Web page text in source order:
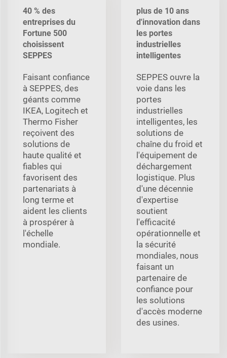
40 % des
entreprises du
Fortune 500
choisissent
SEPPES
Faisant confiance
à SEPPES, des
géants comme
IKEA, Logitech et
Thermo Fisher
reçoivent des
solutions de
haute qualité et
fiables qui
favorisent des
partenariats à
long terme et
aident les clients
à prospérer à
l'échelle
mondiale.
plus de 10 ans
d'innovation dans
les portes
industrielles
intelligentes
SEPPES ouvre la
voie dans les
portes
industrielles
intelligentes, les
solutions de
chaîne du froid et
l'équipement de
déchargement
logistique. Plus
d'une décennie
d'expertise
soutient
l'efficacité
opérationnelle et
la sécurité
mondiales, nous
faisant un
partenaire de
confiance pour
les solutions
d'accès moderne
des usines.